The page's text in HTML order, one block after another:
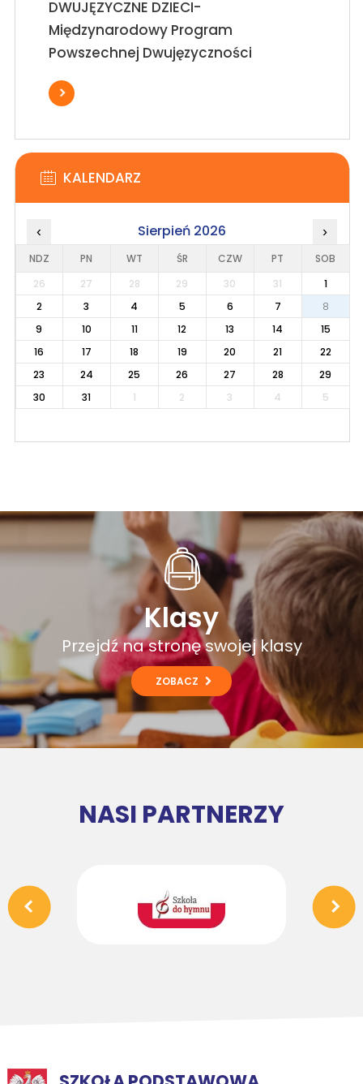
DWUJĘZYCZNE DZIECI-
Międzynarodowy Program
Powszechnej Dwujęzyczności
KALENDARZ
‹ Sierpień 2026 ›
NDZ PN WT ŚR CZW PT
SOB
26
27 28 29 30 31
1
2
3 4 5 6 7
8
9
10 11 12 13 14
15
16
17 18 19 20 21
22
23
24 25 26 27 28
29
30
31 1 2 3 4 5
Klasy
Przejdź na stronę swojej klasy
ZOBACZ
NASI PARTNERZY